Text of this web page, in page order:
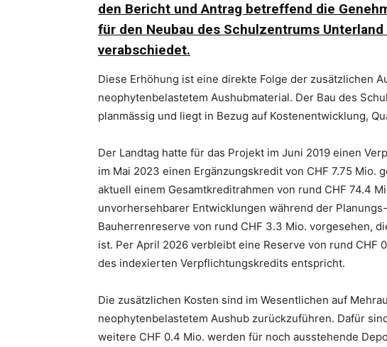
den Bericht und Antrag betreffend die
für den Neubau des Schulzentrums Unterland
verabschiedet.
Diese Erhöhung ist eine direkte Folge der zusätzlichen
neophytenbelastetem Aushubmaterial. Der Bau des
planmässig und liegt in Bezug auf Kostenentwicklung,
Der Landtag hatte für das Projekt im Juni 2019 einen
im Mai 2023 einen Ergänzungskredit von CHF 7.75 Mio.
aktuell einem Gesamtkreditrahmen von rund CHF 74.4
unvorhersehbarer Entwicklungen während der
Bauherrenreserve von rund CHF 3.3 Mio. vorgesehen,
ist. Per April 2026 verbleibt eine Reserve von rund CHF
des indexierten Verpflichtungskredits entspricht.
Die zusätzlichen Kosten sind im Wesentlichen auf
neophytenbelastetem Aushub zurückzuführen. Dafür
weitere CHF 0.4 Mio. werden für noch ausstehende